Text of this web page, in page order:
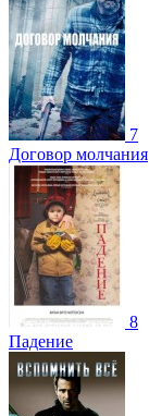
7
Договор молчания
8
Падение